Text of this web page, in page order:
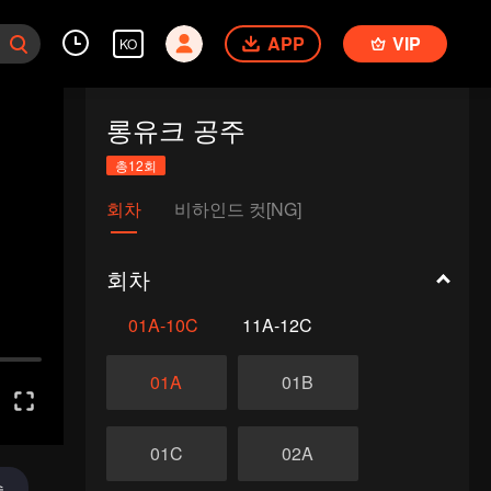
KO APP VIP
롱유크 공주
총12회
회차 비하인드 컷[NG]
회차
01A-10C 11A-12C
01A 01B
01C 02A